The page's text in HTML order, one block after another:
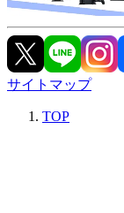
サイトマップ
TOP